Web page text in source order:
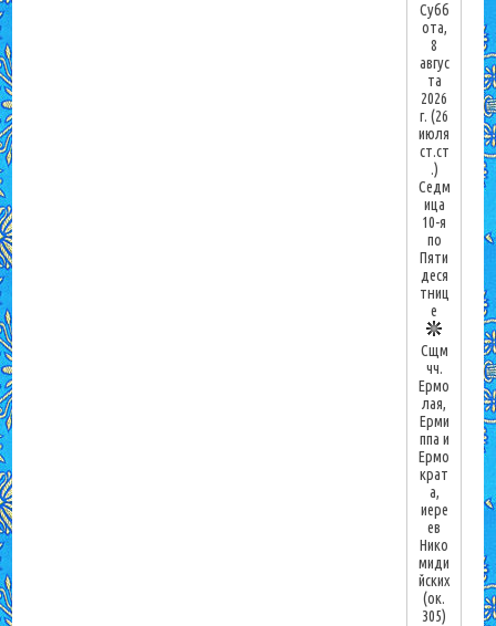
Субб
ота,
8
авгус
та
2026
г.(26
июля
ст.ст
.)
Седм
ица
10-я
по
Пяти
деся
тниц
е
Сщм
чч.
Ермо
лая,
Ерми
ппа и
Ермо
крат
а,
иере
ев
Нико
миди
йских
(ок.
305)